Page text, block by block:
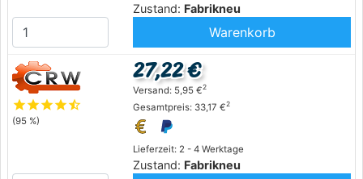
Zustand: Fabrikneu
Warenkorb
starstarstarstarstar_half
(95 %)
Lieferzeit: 2 - 4 Werktage
Zustand: Fabrikneu
27,22 €
Versand: 5,95 €2
Gesamtpreis: 33,17 €2